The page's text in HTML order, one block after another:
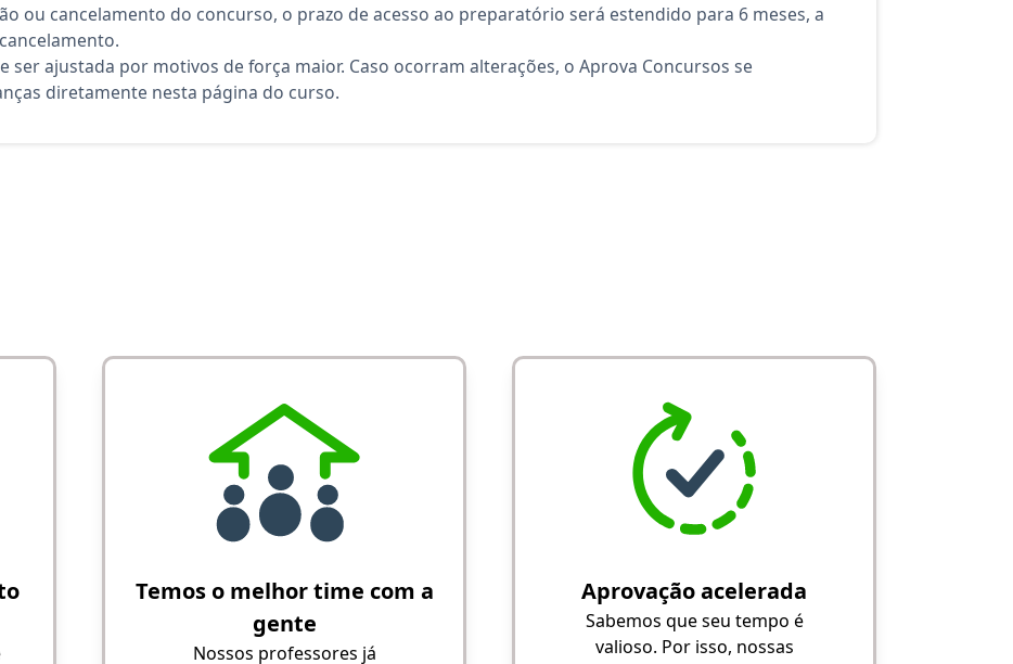
ou cancelamento do concurso, o prazo de acesso ao preparatório será estendido para 6 meses, a
ajustada por motivos de força maior. Caso ocorram alterações, o Aprova Concursos se
diretamente nesta página do curso.
Temos o melhor time com a
gente
Nossos professores já
Aprovação acelerada
Sabemos que seu tempo é
valioso. Por isso, nossas